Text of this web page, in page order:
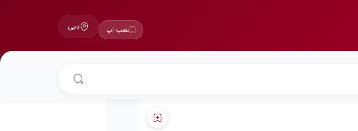
نصب اپ دبی